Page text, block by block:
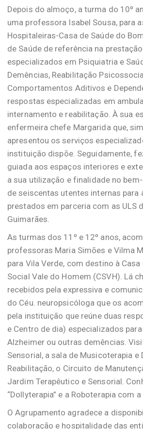
Depois do almoço, a turma do 10º
uma professora Isabel Sousa, para
Hospitaleiras-Casa de Saúde do
de Saúde de referência na
especializados em Psiquiatria e
Demências, Reabilitação
Comportamentos Aditivos e
respostas especializadas em
internamento e reabilitação. À sua
enfermeira chefe Margarida que,
apresentou os serviços
instituição dispõe. Seguidamente,
guiada aos espaços interiores e
a sua utilização e finalidade no
de seiscentas utentes internas para
prestados em parceria com as ULS
Guimarães.
As turmas dos 11º e 12º anos,
professoras Maria Simões e Vilma
para Vila Verde, com destino à
Social Vale do Homem (CSVH). Lá
recebidos pela expressiva e
do Céu. neuropsicóloga que os
pela instituição que reúne duas
e Centro de dia) especializados
Alzheimer ou outras demências.
Sensorial, a sala de Musicoterapia e
Reabilitação, o Circuito de
Jardim Terapêutico e Sensorial.
“Dollyterapia” e a Roboterapia com
O Agrupamento agradece a
colaboração e hospitalidade das